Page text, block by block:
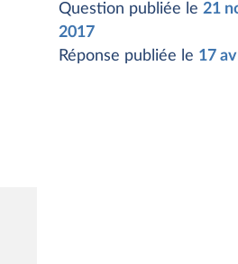
Question publiée le 21
2017
Réponse publiée le 17